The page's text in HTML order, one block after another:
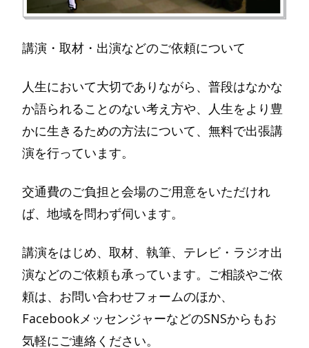
講演・取材・出演などのご依頼について
人生において大切でありながら、普段はなかな
か語られることのない考え方や、人生をより豊
かに生きるための方法について、無料で出張講
演を行っています。
交通費のご負担と会場のご用意をいただけれ
ば、地域を問わず伺います。
講演をはじめ、取材、執筆、テレビ・ラジオ出
演などのご依頼も承っています。ご相談やご依
頼は、お問い合わせフォームのほか、
FacebookメッセンジャーなどのSNSからもお
気軽にご連絡ください。